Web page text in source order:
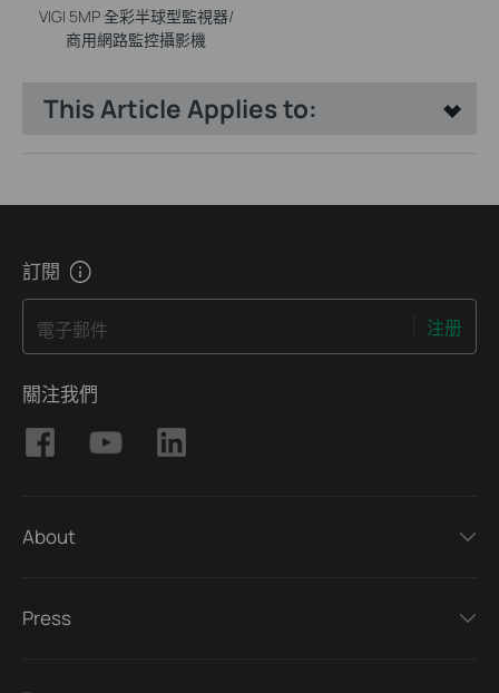
VIGI 5MP 全彩半球型監視器/
商用網路監控攝影機
This Article Applies to:
訂閱
電子郵件 注册
關注我們
About
Press